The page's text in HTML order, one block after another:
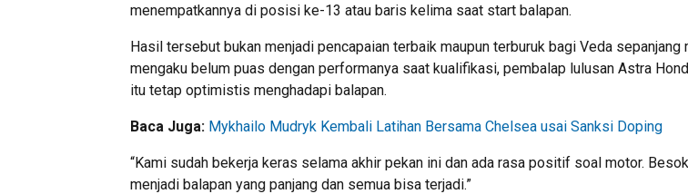
menempatkannya di posisi ke-13 atau baris kelima saat start balapan.
Hasil tersebut bukan menjadi pencapaian terbaik maupun terburuk bagi Veda
mengaku belum puas dengan performanya saat kualifikasi, pembalap lulusan Astra
itu tetap optimistis menghadapi balapan.
Baca Juga: Mykhailo Mudryk Kembali Latihan Bersama Chelsea usai Sanksi Doping
“Kami sudah bekerja keras selama akhir pekan ini dan ada rasa positif soal motor.
menjadi balapan yang panjang dan semua bisa terjadi.”